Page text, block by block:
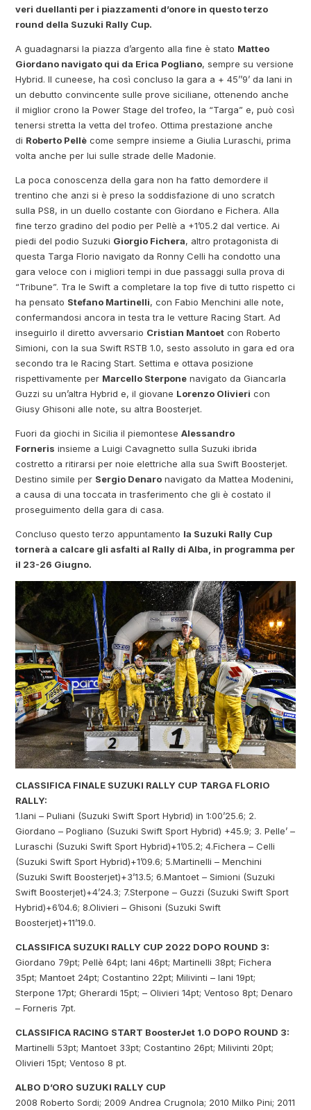
veri duellanti per i piazzamenti d’onore in questo terzo
round della Suzuki Rally Cup.
A guadagnarsi la piazza d’argento alla fine è stato Matteo
Giordano navigato qui da Erica Pogliano, sempre su versione
Hybrid. Il cuneese, ha così concluso la gara a + 45’’9’ da Iani in
un debutto convincente sulle prove siciliane, ottenendo anche
il miglior crono la Power Stage del trofeo, la “Targa” e, può così
tenersi stretta la vetta del trofeo. Ottima prestazione anche
di Roberto Pellè come sempre insieme a Giulia Luraschi, prima
volta anche per lui sulle strade delle Madonie.
La poca conoscenza della gara non ha fatto demordere il
trentino che anzi si è preso la soddisfazione di uno scratch
sulla PS8, in un duello costante con Giordano e Fichera. Alla
fine terzo gradino del podio per Pellè a +1’05.2 dal vertice. Ai
piedi del podio Suzuki Giorgio Fichera, altro protagonista di
questa Targa Florio navigato da Ronny Celli ha condotto una
gara veloce con i migliori tempi in due passaggi sulla prova di
“Tribune”. Tra le Swift a completare la top five di tutto rispetto ci
ha pensato Stefano Martinelli, con Fabio Menchini alle note,
confermandosi ancora in testa tra le vetture Racing Start. Ad
inseguirlo il diretto avversario Cristian Mantoet con Roberto
Simioni, con la sua Swift RSTB 1.0, sesto assoluto in gara ed ora
secondo tra le Racing Start. Settima e ottava posizione
rispettivamente per Marcello Sterpone navigato da Giancarla
Guzzi su un’altra Hybrid e, il giovane Lorenzo Olivieri con
Giusy Ghisoni alle note, su altra Boosterjet.
Fuori da giochi in Sicilia il piemonteseAlessandro
Forneris insieme a Luigi Cavagnetto sulla Suzuki ibrida
costretto a ritirarsi per noie elettriche alla sua Swift Boosterjet.
Destino simile per Sergio Denaro navigato da Mattea Modenini,
a causa di una toccata in trasferimento che gli è costato il
proseguimento della gara di casa.
Concluso questo terzo appuntamento la Suzuki Rally Cup
tornerà a calcare gli asfalti al Rally di Alba, in programma per
il 23-26 Giugno.
CLASSIFICA FINALE SUZUKI RALLY CUP TARGA FLORIO
RALLY:
1.Iani – Puliani (Suzuki Swift Sport Hybrid) in 1:00’25.6; 2.
Giordano – Pogliano (Suzuki Swift Sport Hybrid) +45.9; 3. Pelle’ –
Luraschi (Suzuki Swift Sport Hybrid)+1’05.2; 4.Fichera – Celli
(Suzuki Swift Sport Hybrid)+1’09.6; 5.Martinelli – Menchini
(Suzuki Swift Boosterjet)+3’13.5; 6.Mantoet – Simioni (Suzuki
Swift Boosterjet)+4’24.3; 7.Sterpone – Guzzi (Suzuki Swift Sport
Hybrid)+6’04.6; 8.Olivieri – Ghisoni (Suzuki Swift
Boosterjet)+11’19.0.
CLASSIFICA SUZUKI RALLY CUP 2022 DOPO ROUND 3:
Giordano 79pt; Pellè 64pt; Iani 46pt; Martinelli 38pt; Fichera
35pt; Mantoet 24pt; Costantino 22pt; Milivinti – Iani 19pt;
Sterpone 17pt; Gherardi 15pt; – Olivieri 14pt; Ventoso 8pt; Denaro
– Forneris 7pt.
CLASSIFICA RACING START BoosterJet 1.0 DOPO ROUND 3:
Martinelli 53pt; Mantoet 33pt; Costantino 26pt; Milivinti 20pt;
Olivieri 15pt; Ventoso 8 pt.
ALBO D’ORO SUZUKI RALLY CUP
2008 Roberto Sordi; 2009 Andrea Crugnola; 2010 Milko Pini; 2011